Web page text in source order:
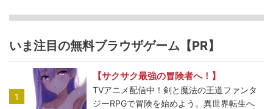
いま注目の無料ブラウザゲーム【PR】
1
【サクサク最強の冒険者へ！】
TVアニメ配信中！剣と魔法の王道ファンタ
ジーRPGで冒険を始めよう。異世界転生へ